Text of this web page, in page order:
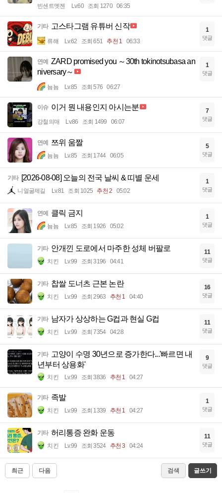
빈센트멧젠 Lv.60 조회 1270 06:35
기타 고스타그램 유튜버 신작
류햬 Lv.62 조회 651 추천 1 06:33
1
댓글
연예 ZARD promised you ～30th tokinotsubasa an
niversary～
뇸뇸 Lv.85 조회 576 06:27
1
댓글
이슈 이거 뭔 내용인지 아시는분
강철의매 Lv.86 조회 1499 06:07
7
댓글
연예 쯔위 움짤
뇸뇸 Lv.85 조회 1744 06:05
5
댓글
기타 [2026-08-08] 오늘의 전국 날씨 & 띠별 운세
니얼굴제길 Lv.81 조회 1025 추천 2 05:02
1
댓글
연예 클릭 금지
뇸뇸 Lv.85 조회 1926 05:02
1
댓글
기타 안개낀 도로에서 마주한 성체 버팔로
치킨 Lv.99 조회 3196 04:41
11
댓글
기타 찹쌀 도너츠 근본 논란
치킨 Lv.99 조회 2963 추천 1 04:40
16
댓글
기타 남자가 상상하는 G컵과 현실 G컵
치킨 Lv.99 조회 7354 04:28
11
댓글
기타 고양이 수명 30년으로 증가한다...'빠르면 내
년부터 상용화'
치킨 Lv.99 조회 3836 추천 1 04:27
9
댓글
기타 족발
치킨 Lv.99 조회 1339 추천 1 04:27
1
댓글
기타 허리통증 완화 운동
치킨 Lv.99 조회 3524 추천 3 04:24
11
댓글
최근 다음 검색 글쓰기